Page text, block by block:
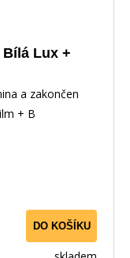
Bílá Lux +
a zakončen
+ B
DO KOŠÍKU